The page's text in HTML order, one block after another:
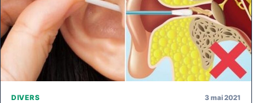
DIVERS 3 mai 2021